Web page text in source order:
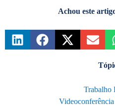
Achou este
Trabalho